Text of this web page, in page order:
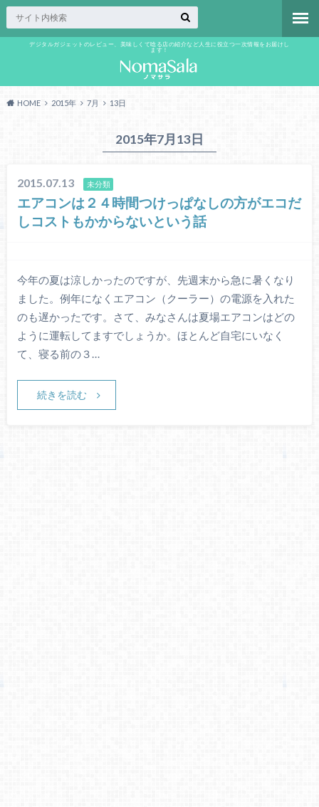
デジタルガジェットのレビュー、美味しくて唸る店の紹介など人生に役立つ一次情報をお届けし
ます！
HOME 2015年 7月 13日
2015年7月13日
2015.07.13 未分類
エアコンは２４時間つけっぱなしの方がエコだ
しコストもかからないという話
今年の夏は涼しかったのですが、先週末から急に暑くなり
ました。例年になくエアコン（クーラー）の電源を入れた
のも遅かったです。さて、みなさんは夏場エアコンはどの
ように運転してますでしょうか。ほとんど自宅にいなく
て、寝る前の３…
続きを読む